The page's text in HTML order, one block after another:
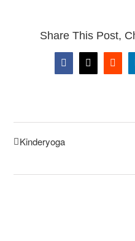
Share This Post,
Facebook
X
Kinderyoga